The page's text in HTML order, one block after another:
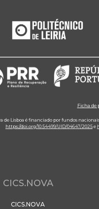
Ficha de
Lisboa é financiado por fundos
https://doi.org/10.54499/UID/04647/2025e
CICS.NOVA
CICS.NOVA